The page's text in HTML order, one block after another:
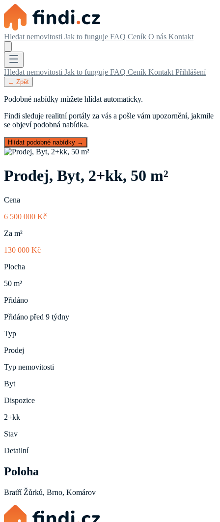
Hledat nemovitosti Jak to funguje FAQ Ceník O nás Kontakt
Hledat nemovitosti Jak to funguje FAQ Ceník Kontakt Přihlášení
← Zpět
Podobné nabídky můžete hlídat automaticky.
Findi sleduje realitní portály za vás a pošle vám upozornění, jakmile
se objeví podobná nabídka.
Hlídat podobné nabídky →
Prodej, Byt, 2+kk, 50 m²
Cena
6 500 000 Kč
Za m²
130 000 Kč
Plocha
50 m²
Přidáno
Přidáno před 9 týdny
Typ
Prodej
Typ nemovitosti
Byt
Dispozice
2+kk
Stav
Detailní
Poloha
Bratří Žůrků, Brno, Komárov